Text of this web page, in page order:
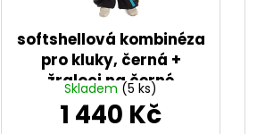
softshellová kombinéza
pro kluky, černá +
žraloci na černé
Skladem (5 ks)
1 440 Kč